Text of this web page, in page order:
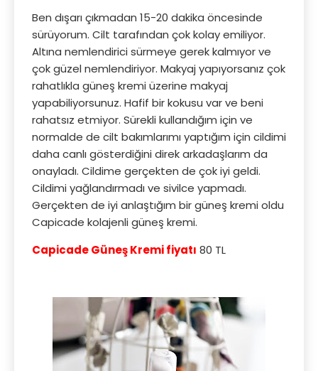
Ben dışarı çıkmadan 15-20 dakika öncesinde
sürüyorum. Cilt tarafından çok kolay emiliyor.
Altına nemlendirici sürmeye gerek kalmıyor ve
çok güzel nemlendiriyor. Makyaj yapıyorsanız çok
rahatlıkla güneş kremi üzerine makyaj
yapabiliyorsunuz. Hafif bir kokusu var ve beni
rahatsız etmiyor. Sürekli kullandığım için ve
normalde de cilt bakımlarımı yaptığım için cildimi
daha canlı gösterdiğini direk arkadaşlarım da
onayladı. Cildime gerçekten de çok iyi geldi.
Cildimi yağlandırmadı ve sivilce yapmadı.
Gerçekten de iyi anlaştığım bir güneş kremi oldu
Capicade kolajenli güneş kremi.
Capicade Güneş Kremi fiyatı 80 TL